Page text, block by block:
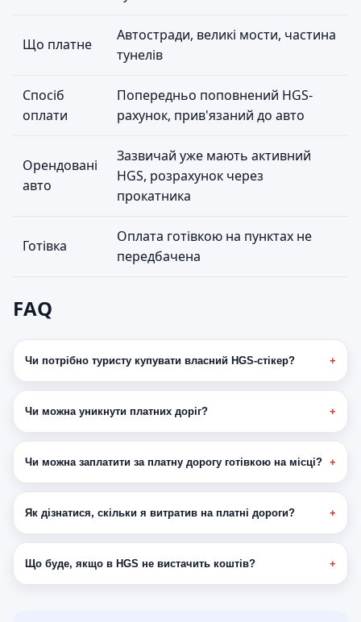
Що платне
Автостради, великі мости, частина
тунелів
Спосіб
оплати
Попередньо поповнений HGS-
рахунок, прив'язаний до авто
Орендовані
авто
Зазвичай уже мають активний
HGS, розрахунок через
прокатника
Готівка
Оплата готівкою на пунктах не
передбачена
FAQ
Чи потрібно туристу купувати власний HGS-стікер?
Чи можна уникнути платних доріг?
Чи можна заплатити за платну дорогу готівкою на місці?
Як дізнатися, скільки я витратив на платні дороги?
Що буде, якщо в HGS не вистачить коштів?